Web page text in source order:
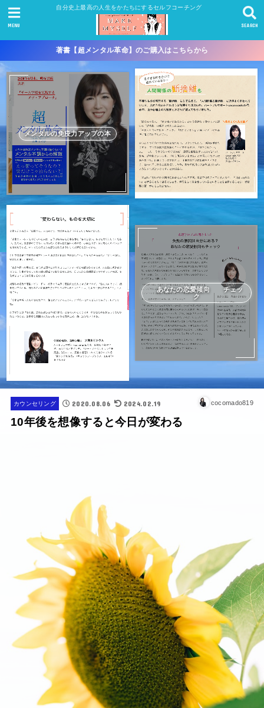
自分史上最高の人生をかたちにするセルフコーチング
SEARCH
MENU
著書【超メンタル革命】のご購入はこちらから
メンタルの免疫力アップの本
あなたの恋愛傾向 チェッ
ク
カウンセリング 2020.08.06 2024.02.19 cocomado819
10年後を想像すると今日が変わる